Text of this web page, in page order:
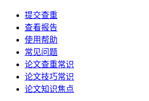
提交查重
查看报告
使用帮助
常见问题
论文查重常识
论文技巧常识
论文知识焦点